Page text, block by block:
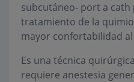
subcutáneo- port a cath
tratamiento de la
mayor confortabilidad
Es una técnica
requiere anestesia